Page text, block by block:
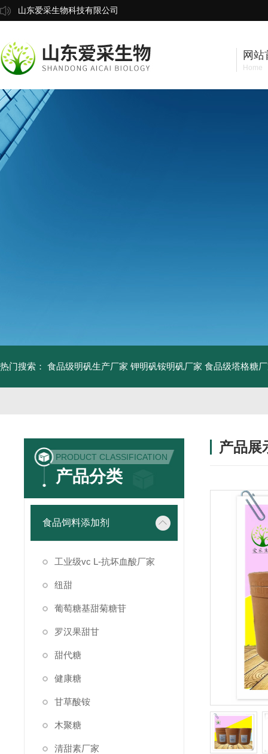
山东爱采生物科技有限公司
网站
Home
热门搜索： 食品级明矾生产厂家 钾明矾铵明矾厂家 食品级塔格糖
PRODUCT CLASSIFICATION
产品分类
食品饲料添加剂
工业级vc L-抗坏血酸厂家
纽甜
葡萄糖基甜菊糖苷
罗汉果甜甘
甜代糖
健康糖
甘草酸铵
木聚糖
清甜素厂家
产品展